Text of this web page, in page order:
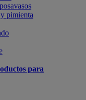
pimienta
para